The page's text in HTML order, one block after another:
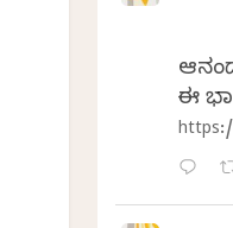
ಈ